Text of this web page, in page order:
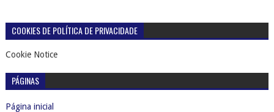
COOKIES DE POLÍTICA DE PRIVACIDADE
Cookie Notice
PÁGINAS
Página inicial